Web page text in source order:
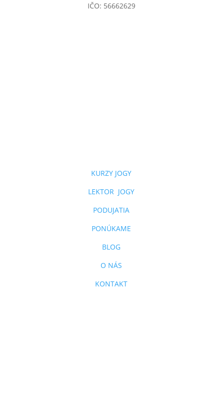
IČO: 56662629
KURZY JOGY
LEKTOR JOGY
PODUJATIA
PONÚKAME
BLOG
O NÁS
KONTAKT